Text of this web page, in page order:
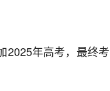
2025年高考，最终考